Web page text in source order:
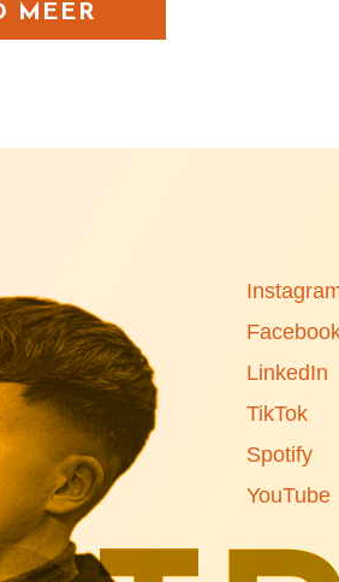
MEER
LinkedIn
TikTok
Spotify
YouTube